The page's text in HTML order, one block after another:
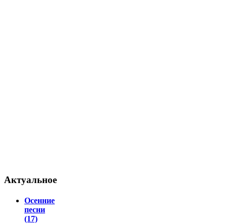
Актуальное
Осенние
песни
(17)